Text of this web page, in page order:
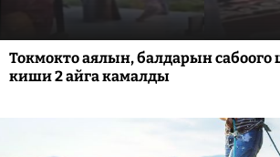
Токмокто аялын, балдарын сабоого
киши 2 айга камалды